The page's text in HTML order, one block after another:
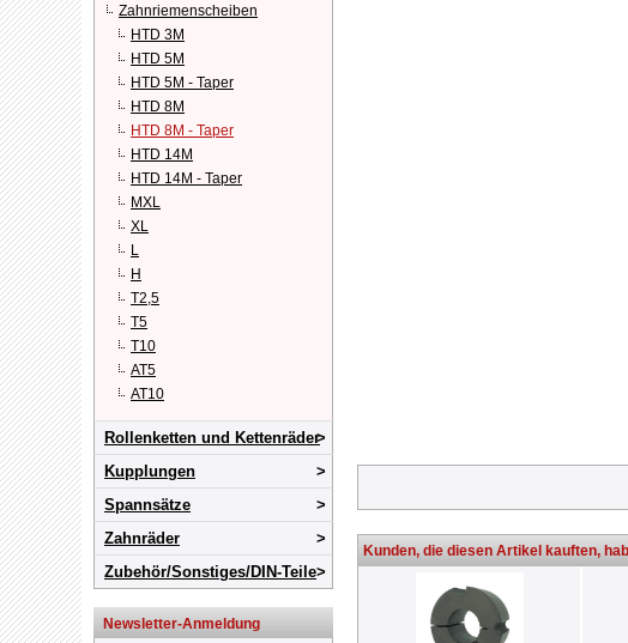
Zahnriemenscheiben
HTD 3M
HTD 5M
HTD 5M - Taper
HTD 8M
HTD 8M - Taper
HTD 14M
HTD 14M - Taper
MXL
XL
L
H
T2,5
T5
T10
AT5
AT10
Rollenketten und Kettenräder
Kupplungen
Spannsätze
Zahnräder
Zubehör/Sonstiges/DIN-Teile
Newsletter-Anmeldung
Kunden, die diesen Artikel kauften,